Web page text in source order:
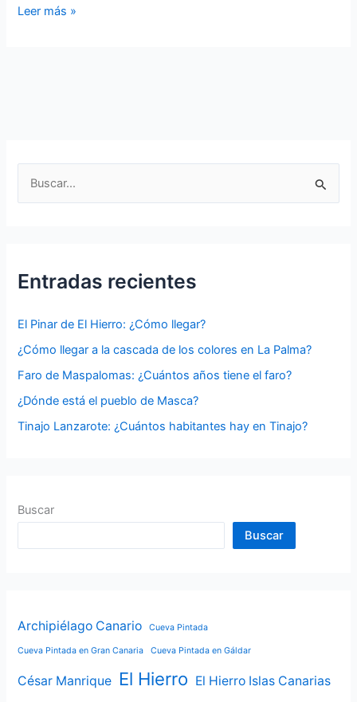
Las
¡descubre
nuestro
folclore
Leer más »
r
r
:
Entradas recientes
El Pinar de El Hierro: ¿Cómo llegar?
¿Cómo llegar a la cascada de los colores en La Palma?
Faro de Maspalomas: ¿Cuántos años tiene el faro?
¿Dónde está el pueblo de Masca?
Tinajo Lanzarote: ¿Cuántos habitantes hay en Tinajo?
Buscar
Buscar
Archipiélago Canario Cueva Pintada
Cueva Pintada en Gran Canaria Cueva Pintada en Gáldar
César Manrique El Hierro El Hierro Islas Canarias